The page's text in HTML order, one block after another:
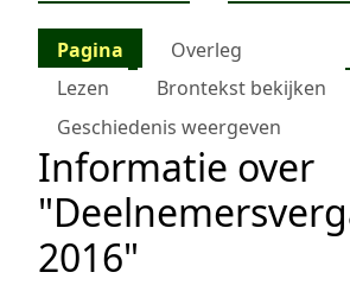
Pagina Overleg
Lezen
Brontekst bekijken
Geschiedenis weergeven
Informatie over
2016"